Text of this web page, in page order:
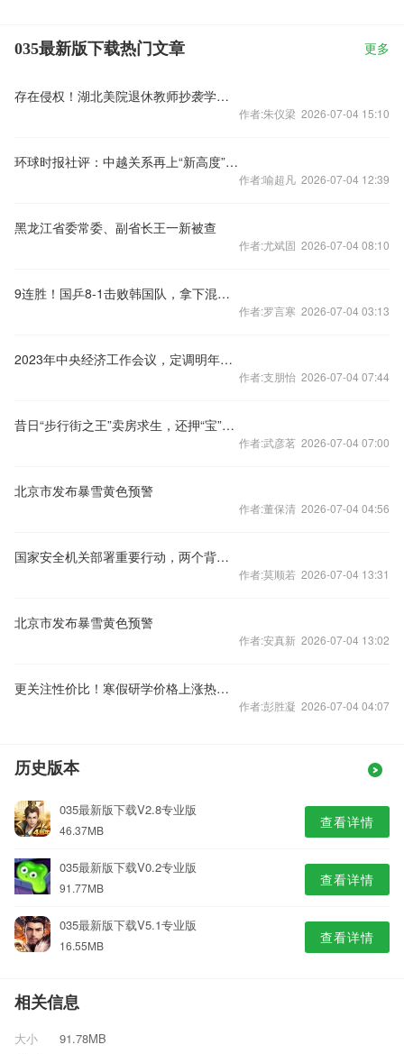
035最新版下载热门文章 更多
存在侵权！湖北美院退休教师抄袭学生作品被判赔偿10万元
作者:朱仪梁 2026-07-04 15:10
环球时报社评：中越关系再上“新高度”令人期待
作者:喻超凡 2026-07-04 12:39
黑龙江省委常委、副省长王一新被查
作者:尤斌固 2026-07-04 08:10
9连胜！国乒8-1击败韩国队，拿下混合团体世界杯冠军
作者:罗言寒 2026-07-04 03:13
2023年中央经济工作会议，定调明年经济工作
作者:支朋怡 2026-07-04 07:44
昔日“步行街之王”卖房求生，还押“宝”千元羽绒服
作者:武彦茗 2026-07-04 07:00
北京市发布暴雪黄色预警
作者:董保清 2026-07-04 04:56
国家安全机关部署重要行动，两个背景值得关注
作者:莫顺若 2026-07-04 13:31
北京市发布暴雪黄色预警
作者:安真新 2026-07-04 13:02
更关注性价比！寒假研学价格上涨热度下降
作者:彭胜凝 2026-07-04 04:07
历史版本
035最新版下载V2.8专业版
46.37MB 查看详情
035最新版下载V0.2专业版
91.77MB 查看详情
035最新版下载V5.1专业版
16.55MB 查看详情
相关信息
大小
91.78MB